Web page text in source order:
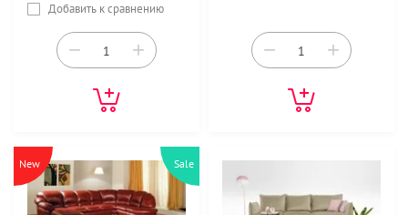
Добавить к сравнению
− + − +
New Sale